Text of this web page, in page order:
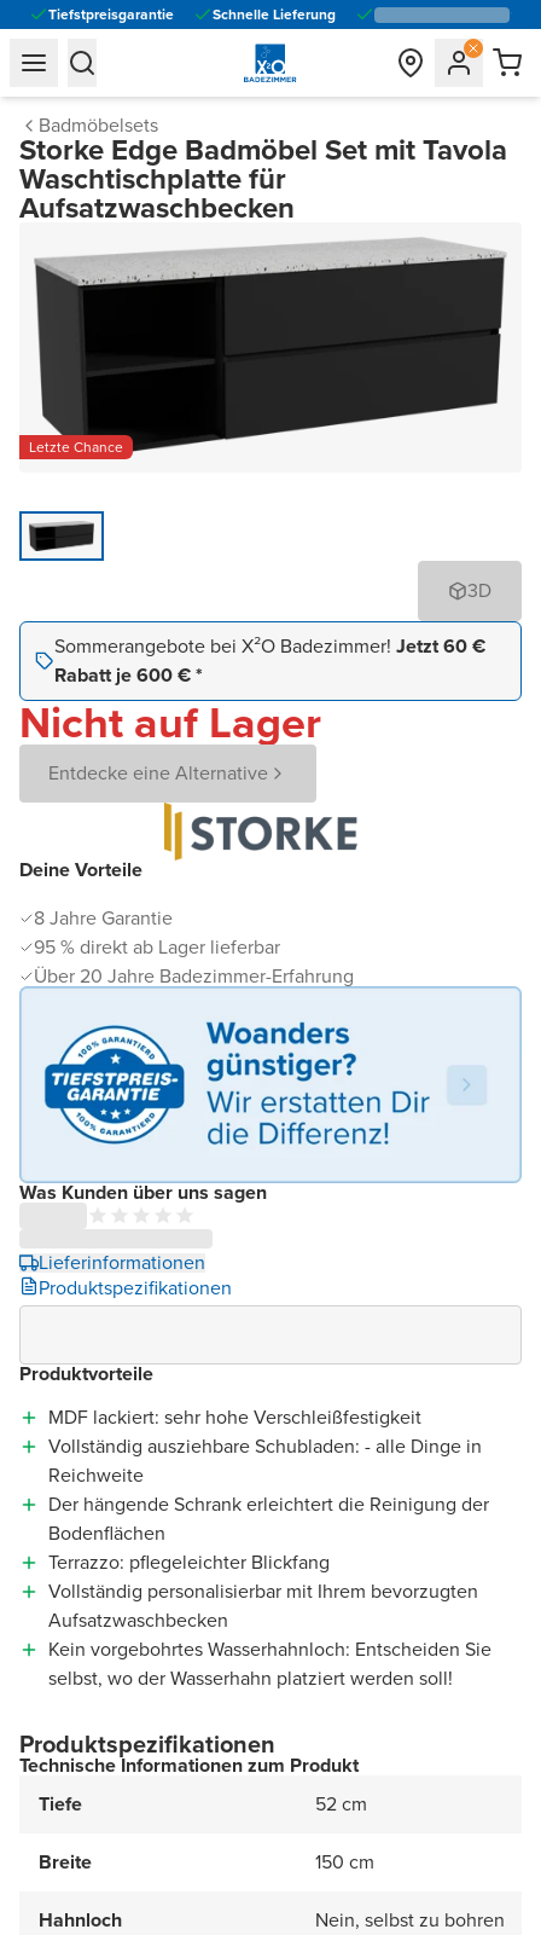
Tiefstpreisgarantie Schnelle Lieferung
general.navigation.toggle_menu.label
general.navigation.toggle_menu.label
Badmöbelsets
Storke Edge Badmöbel Set mit Tavola
Waschtischplatte für
Aufsatzwaschbecken
Letzte Chance
3D
Deine Vorteile
8 Jahre Garantie
95 % direkt ab Lager lieferbar
Über 20 Jahre Badezimmer-Erfahrung
Was Kunden über uns sagen
Lieferinformationen
Produktspezifikationen
Sommerangebote bei X²O Badezimmer! Jetzt 60 €
Rabatt je 600 € *
Nicht auf Lager
Entdecke eine Alternative
Produktvorteile
MDF lackiert: sehr hohe Verschleißfestigkeit
Vollständig ausziehbare Schubladen: - alle Dinge in
Reichweite
Der hängende Schrank erleichtert die Reinigung der
Bodenflächen
Terrazzo: pflegeleichter Blickfang
Vollständig personalisierbar mit Ihrem bevorzugten
Aufsatzwaschbecken
Kein vorgebohrtes Wasserhahnloch: Entscheiden Sie
selbst, wo der Wasserhahn platziert werden soll!
Produktspezifikationen
Technische Informationen zum Produkt
Tiefe
52 cm
Breite 150 cm
Hahnloch Nein, selbst zu bohren